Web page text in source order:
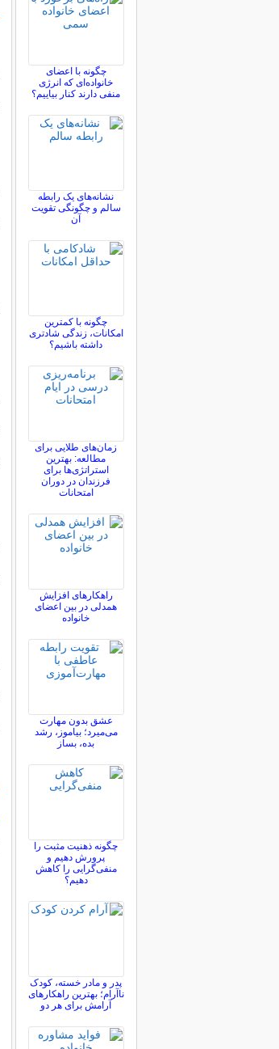
چگونه با اعضای
خانواده‌ای که انرژی
منفی دارند کنار بیاییم؟
نشانه‌های یک رابطه
سالم و چگونگی تقویت
آن
چگونه با کمترین
امکانات، زندگی شادتری
داشته باشیم؟
زمان‌های طلایی برای
مطالعه: بهترین
استراتژی‌ها برای
فرزندان در دوران
امتحانات
راهکارهای افزایش
همدلی در بین اعضای
خانواده
عشق بدون مهارت
می‌میرد؛ بیاموز، رشد
بده، بساز
چگونه ذهنیت مثبت را
پرورش دهیم و
منفی‌گرایی را کاهش
دهیم؟
پدر و مادر خسته، کودک
ناآرام؛ بهترین راهکارهای
آرامش برای هر دو